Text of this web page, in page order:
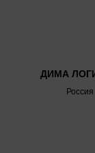
ДИМА
Россия